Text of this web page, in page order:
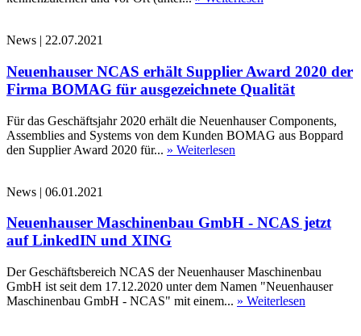
News | 22.07.2021
Neuenhauser NCAS erhält Supplier Award 2020 der
Firma BOMAG für ausgezeichnete Qualität
Für das Geschäftsjahr 2020 erhält die Neuenhauser Components,
Assemblies and Systems von dem Kunden BOMAG aus Boppard
den Supplier Award 2020 für... » Weiterlesen
News | 06.01.2021
Neuenhauser Maschinenbau GmbH - NCAS jetzt
auf LinkedIN und XING
Der Geschäftsbereich NCAS der Neuenhauser Maschinenbau
GmbH ist seit dem 17.12.2020 unter dem Namen "Neuenhauser
Maschinenbau GmbH - NCAS" mit einem... » Weiterlesen